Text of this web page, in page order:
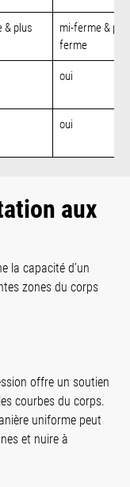
& plus
mi-ferme &
ferme
oui
oui
aux
la capacité d’un
zones du corps
offre un soutien
courbes du corps.
uniforme peut
et nuire à